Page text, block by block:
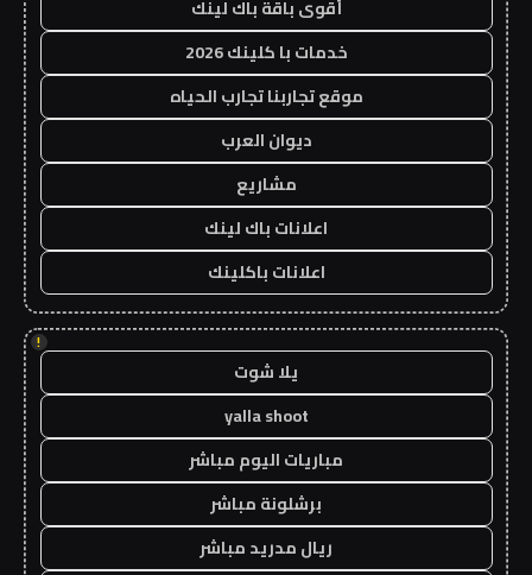
أقوى باقة باك لينك
خدمات با كلينك 2026
موقع تجاربنا تجارب الحياه
ديوان العرب
مشاريع
اعلانات باك لينك
اعلانات باكلينك
!
يلا شوت
yalla shoot
مباريات اليوم مباشر
برشلونة مباشر
ريال مدريد مباشر